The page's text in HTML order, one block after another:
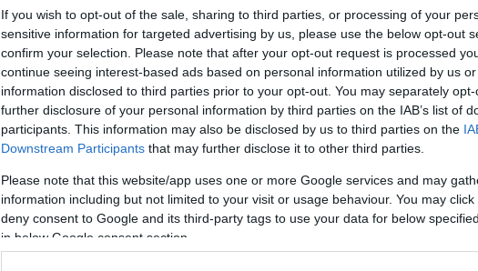
If you wish to opt-out of the sale, sharing to third parties, or processing of your
sensitive information for targeted advertising by us, please use the below opt-out
confirm your selection. Please note that after your opt-out request is processed
continue seeing interest-based ads based on personal information utilized by us
information disclosed to third parties prior to your opt-out. You may separately
further disclosure of your personal information by third parties on the IAB’s list of
participants. This information may also be disclosed by us to third parties on the
Downstream Participants that may further disclose it to other third parties.
Please note that this website/app uses one or more Google services and may
information including but not limited to your visit or usage behaviour. You may
deny consent to Google and its third-party tags to use your data for below
in below Google consent section.
6 μποφόρ στο νότιο Αιγαίο, ενώ η θερμοκρασία θα
Η αστάθεια θα συνεχιστεί και τις επόμενες ημέρες, με
Ελλάδα, ενώ το Σαββατοκύριακο αναμένεται νέο κύμα
διακυμάνσεις, οι θερμοκρασίες θα παραμείνουν σε
το ανοιξιάτικο σκηνικό σε όλη τη χώρα.
Αναλυτικά η πρόγνωση
Στο Ιόνιο, τα βόρεια ηπειρωτικά και το βορειοανατολικό
βροχές κατά διαστήματα και μεμονωμένες καταιγίδες,
περισσότερες περιοχές.